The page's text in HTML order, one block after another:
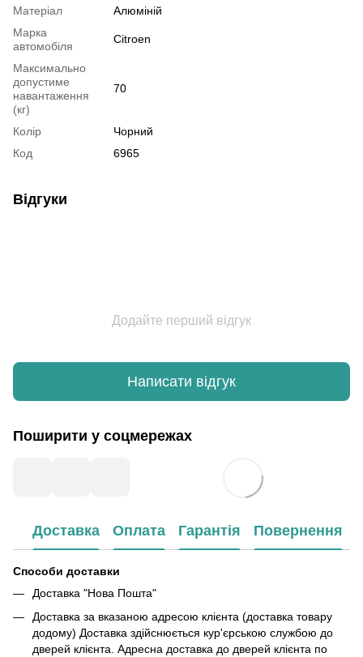
Матеріал
Алюміній
Марка
автомобіля
Citroen
Максимально
допустиме
навантаження
(кг)
70
Колір
Чорний
Код
6965
Відгуки
Додайте перший відгук
Написати відгук
Поширити у соцмережах
Доставка Оплата Гарантія Повернення
Способи доставки
Доставка "Нова Пошта"
Доставка за вказаною адресою клієнта (доставка товару
додому) Доставка здійснюється кур'єрською службою до
дверей клієнта. Адресна доставка до дверей клієнта по